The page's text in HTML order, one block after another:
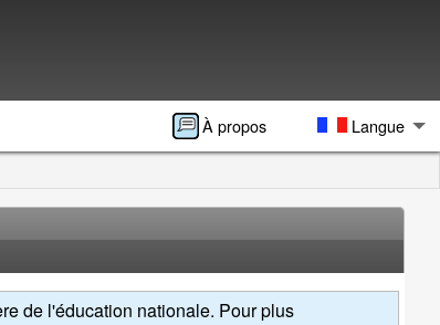
À propos Langue
de l'éducation nationale. Pour plus